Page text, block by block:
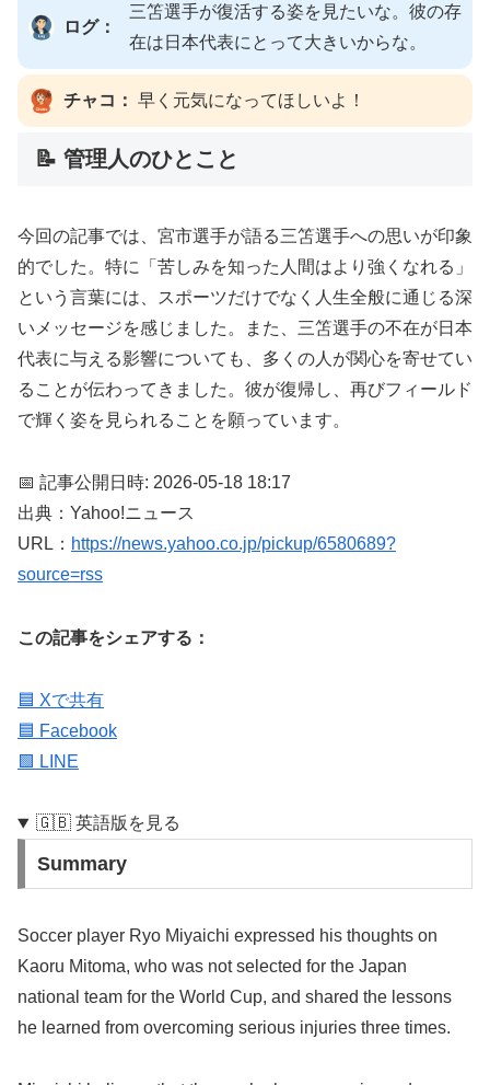
ログ：
三笘選手が復活する姿を見たいな。彼の存
在は日本代表にとって大きいからな。
チャコ： 早く元気になってほしいよ！
📝 管理人のひとこと
今回の記事では、宮市選手が語る三笘選手への思いが印象
的でした。特に「苦しみを知った人間はより強くなれる」
という言葉には、スポーツだけでなく人生全般に通じる深
いメッセージを感じました。また、三笘選手の不在が日本
代表に与える影響についても、多くの人が関心を寄せてい
ることが伝わってきました。彼が復帰し、再びフィールド
で輝く姿を見られることを願っています。
📅 記事公開日時: 2026-05-18 18:17
出典：Yahoo!ニュース
URL： https://news.yahoo.co.jp/pickup/6580689?
source=rss
この記事をシェアする：
🟦 Xで共有
🟦 Facebook
🟩 LINE
🇬🇧 英語版を見る
Summary
Soccer player Ryo Miyaichi expressed his thoughts on
Kaoru Mitoma, who was not selected for the Japan
national team for the World Cup, and shared the lessons
he learned from overcoming serious injuries three times.